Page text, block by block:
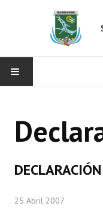
CONCEJO
25 Abril 2007